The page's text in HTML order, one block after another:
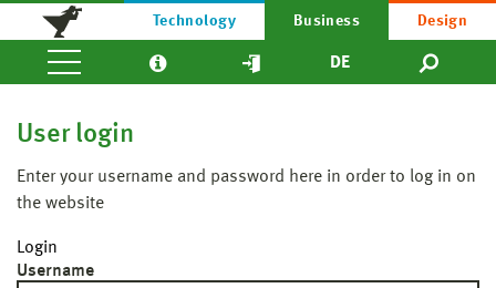
Technology Business Design
DE
User login
Enter your username and password here in order to log in on
the website
Login
Username